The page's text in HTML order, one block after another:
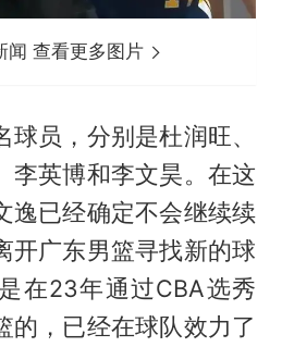
闻 查看更多图片
球员，分别是杜润旺、
李英博和李文昊。在这
逸已经确定不会继续续
开广东男篮寻找新的球
在23年通过CBA选秀
的，已经在球队效力了